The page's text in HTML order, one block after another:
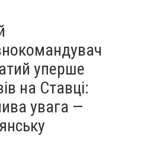
уперше
на Ставці:
увага —